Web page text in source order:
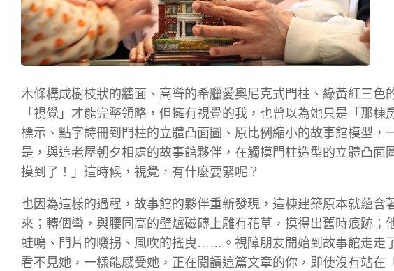
木條構成樹枝狀的牆面、高聳的希臘愛奧尼克式門柱、綠黃紅三
「視覺」才能完整領略，但擁有視覺的我，也曾以為她只是「那
標示、點字詩冊到門柱的立體凸面圖、原比例縮小的故事館模型
是，與這老屋朝夕相處的故事館夥伴，在觸摸門柱造型的立體凸
摸到了！」這時候，視覺，有什麼要緊呢？
也因為這樣的過程，故事館的夥伴重新發現，這棟建築原本就蘊
來；轉個彎，與腰同高的壁爐磁磚上雕有花草，摸得出舊時痕跡
蛙鳴、門片的嘰拐、風吹的搖曳……。視障朋友開始到故事館走走
看不見她，一樣能感受她，正在閱讀這篇文章的你，即使沒有站在